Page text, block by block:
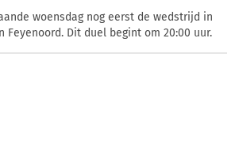
woensdag nog eerst de wedstrijd in
Feyenoord. Dit duel begint om 20:00 uur.